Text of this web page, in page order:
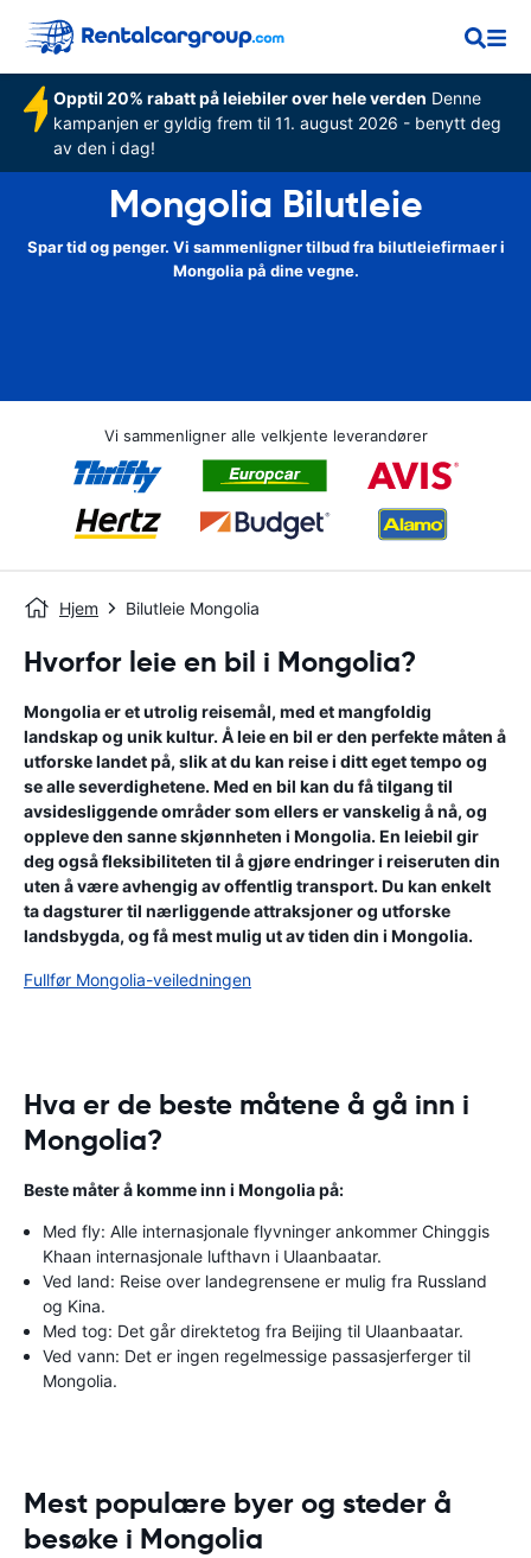
Opptil 20% rabatt på leiebiler over hele verden Denne
kampanjen er gyldig frem til 11. august 2026 - benytt deg
av den i dag!
Mongolia Bilutleie
Spar tid og penger. Vi sammenligner tilbud fra bilutleiefirmaer i
Mongolia på dine vegne.
Vi sammenligner alle velkjente leverandører
Hjem Bilutleie Mongolia
Hvorfor leie en bil i Mongolia?
Mongolia er et utrolig reisemål, med et mangfoldig
landskap og unik kultur. Å leie en bil er den perfekte måten å
utforske landet på, slik at du kan reise i ditt eget tempo og
se alle severdighetene. Med en bil kan du få tilgang til
avsidesliggende områder som ellers er vanskelig å nå, og
oppleve den sanne skjønnheten i Mongolia. En leiebil gir
deg også fleksibiliteten til å gjøre endringer i reiseruten din
uten å være avhengig av offentlig transport. Du kan enkelt
ta dagsturer til nærliggende attraksjoner og utforske
landsbygda, og få mest mulig ut av tiden din i Mongolia.
Fullfør Mongolia-veiledningen
Hva er de beste måtene å gå inn i
Mongolia?
Beste måter å komme inn i Mongolia på:
Med fly: Alle internasjonale flyvninger ankommer Chinggis
Khaan internasjonale lufthavn i Ulaanbaatar.
Ved land: Reise over landegrensene er mulig fra Russland
og Kina.
Med tog: Det går direktetog fra Beijing til Ulaanbaatar.
Ved vann: Det er ingen regelmessige passasjerferger til
Mongolia.
Mest populære byer og steder å
besøke i Mongolia